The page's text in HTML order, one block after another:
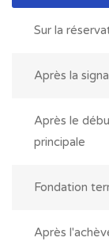
Sur la
Après la
Après le
principale
Fondation
Après